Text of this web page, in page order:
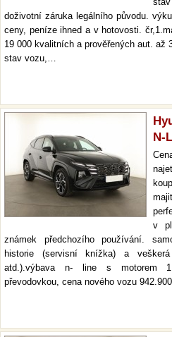
doživotní záruka legálního původu.
ceny, peníze ihned a v hotovosti.
19 000 kvalitních a prověřených aut. až
stav vozu,…
N-
v
známek předchozího používání.
historie (servisní knížka) a
atd.).výbava n- line s motorem
převodovkou, cena nového vozu